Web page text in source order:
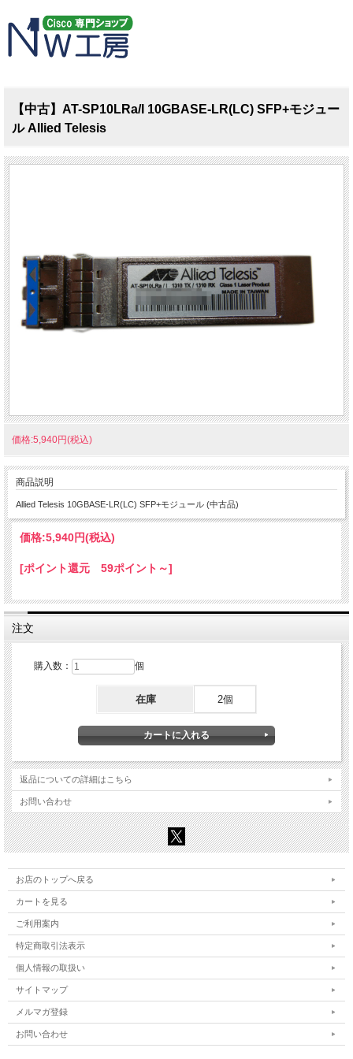
【中古】AT-SP10LRa/I 10GBASE-LR(LC) SFP+モジュー
ル Allied Telesis
価格:5,940円(税込)
商品説明
Allied Telesis 10GBASE-LR(LC) SFP+モジュール (中古品)
価格:5,940円(税込)
[ポイント還元 59ポイント～]
注文
購入数： 個
在庫 2個
返品についての詳細はこちら
お問い合わせ
お店のトップへ戻る
カートを見る
ご利用案内
特定商取引法表示
個人情報の取扱い
サイトマップ
メルマガ登録
お問い合わせ